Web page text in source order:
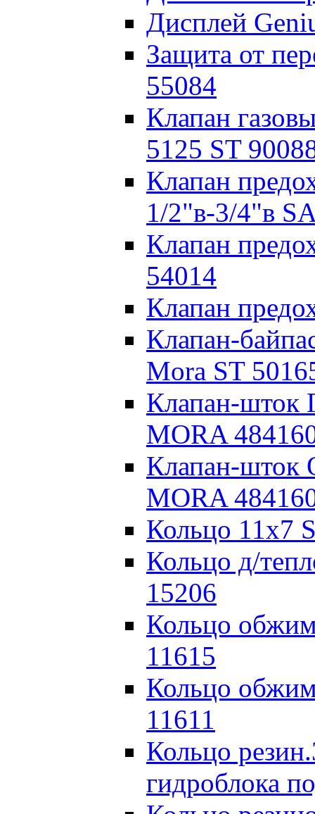
Дисплей
Защита от
55084
Клапан
5125 ST
Клапан
1/2"в-3/4"в
Клапан
54014
Клапан
Клапан-
Mora ST
Клапан-шток
MORA
Клапан-шток
MORA
Кольцо 11х7
Кольцо д/
15206
Кольцо
11615
Кольцо
11611
Кольцо
гидроблока